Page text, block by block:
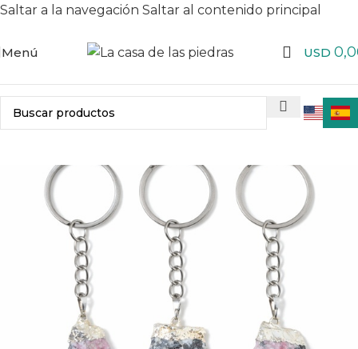
Saltar a la navegación Saltar al contenido principal
Menú USD